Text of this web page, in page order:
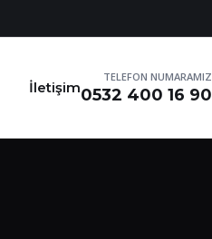
İletişim
TELEFON NUMARAMIZ
0532 400 16 90